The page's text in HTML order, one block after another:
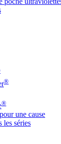
®
®
une cause
les séries